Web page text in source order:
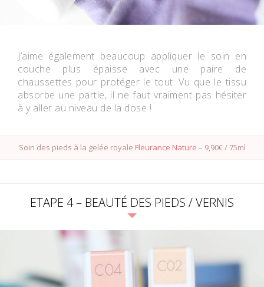
J’aime également beaucoup appliquer le soin en
couche plus épaisse avec une paire de
chaussettes pour protéger le tout. Vu que le tissu
absorbe une partie, il ne faut vraiment pas hésiter
à y aller au niveau de la dose !
Soin des pieds à la gelée royale Fleurance Nature – 9,90€ / 75ml
ETAPE 4 – BEAUTÉ DES PIEDS / VERNIS